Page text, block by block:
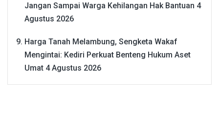
Jangan Sampai Warga Kehilangan Hak Bantuan 4
Agustus 2026
Harga Tanah Melambung, Sengketa Wakaf
Mengintai: Kediri Perkuat Benteng Hukum Aset
Umat 4 Agustus 2026